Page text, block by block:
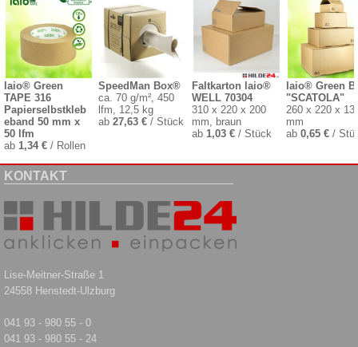
laio® Green
TAPE 316
Papierselbstkleb
eband 50 mm x
50 lfm
ab 1,34 € / Rollen
SpeedMan Box®
ca. 70 g/m², 450
lfm, 12,5 kg
ab 27,63 €/ Stück
Faltkarton laio®
WELL 70304
310 x 220 x 200
mm, braun
ab 1,03 € / Stück
laio® Green
"SCATOLA"
260 x 220 x
mm
ab 0,65 €/
KONTAKT
Lise-Meitner-Straße 1
24558 Henstedt-Ulzburg
041 93 - 980 55 - 0
041 93 - 980 55 - 24